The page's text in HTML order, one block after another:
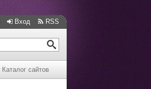
Вход RSS
Каталог сайтов